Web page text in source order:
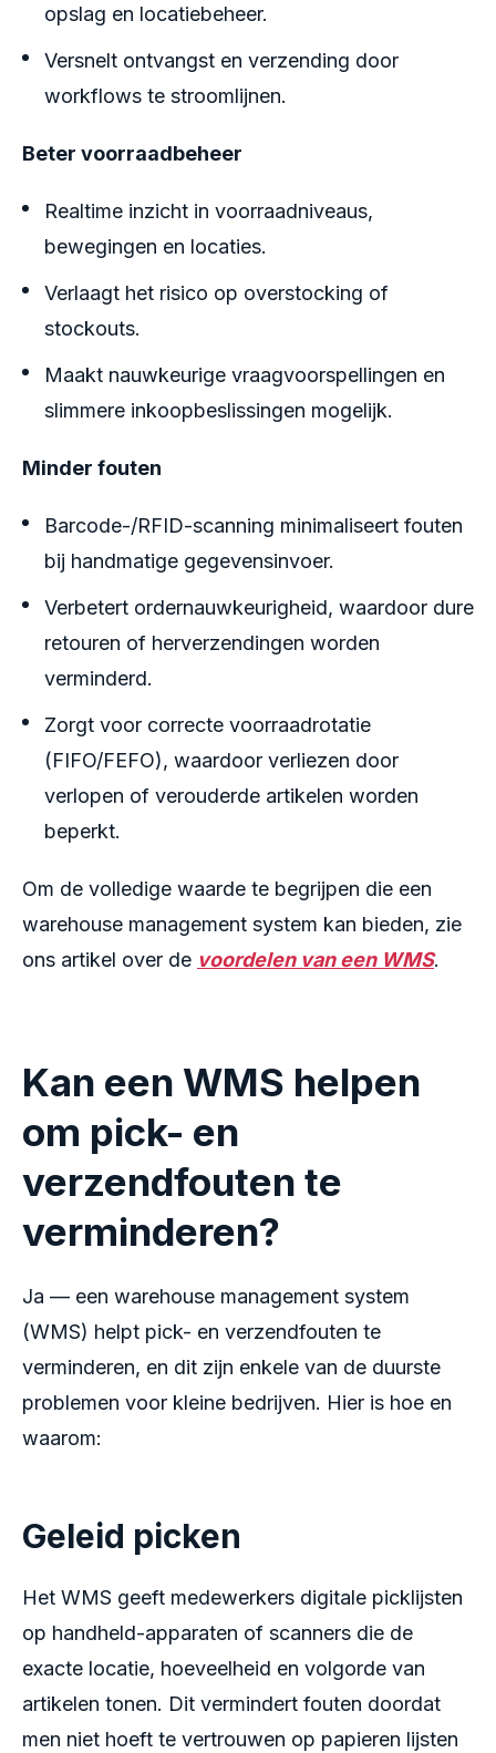
opslag en locatiebeheer.
Versnelt ontvangst en verzending door
workflows te stroomlijnen.
Beter voorraadbeheer
Realtime inzicht in voorraadniveaus,
bewegingen en locaties.
Verlaagt het risico op overstocking of
stockouts.
Maakt nauwkeurige vraagvoorspellingen en
slimmere inkoopbeslissingen mogelijk.
Minder fouten
Barcode-/RFID-scanning minimaliseert fouten
bij handmatige gegevensinvoer.
Verbetert ordernauwkeurigheid, waardoor dure
retouren of herverzendingen worden
verminderd.
Zorgt voor correcte voorraadrotatie
(FIFO/FEFO), waardoor verliezen door
verlopen of verouderde artikelen worden
beperkt.
Om de volledige waarde te begrijpen die een
warehouse management system kan bieden, zie
ons artikel over de voordelen van een WMS.
Kan een WMS helpen
om pick- en
verzendfouten te
verminderen?
Ja — een warehouse management system
(WMS) helpt pick- en verzendfouten te
verminderen, en dit zijn enkele van de duurste
problemen voor kleine bedrijven. Hier is hoe en
waarom:
Geleid picken
Het WMS geeft medewerkers digitale picklijsten
op handheld-apparaten of scanners die de
exacte locatie, hoeveelheid en volgorde van
artikelen tonen. Dit vermindert fouten doordat
men niet hoeft te vertrouwen op papieren lijsten